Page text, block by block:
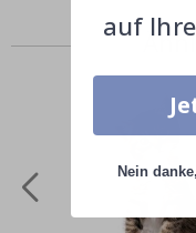
auf
Nein